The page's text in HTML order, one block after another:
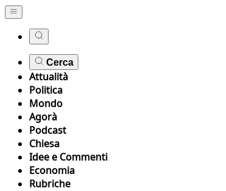
Cerca
Attualità
Politica
Mondo
Agorà
Podcast
Chiesa
Idee e Commenti
Economia
Rubriche